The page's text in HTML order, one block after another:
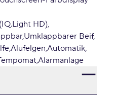
HD)
Umklappbarer Beif
Alufelgen Automatik
Alarmanlage